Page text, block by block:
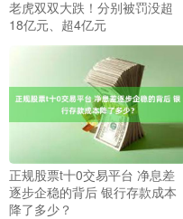
老虎双双大跌！分别被罚没超
18亿元、超4亿元
正规股票t十0交易平台 净息差
逐步企稳的背后 银行存款成本
降了多少？